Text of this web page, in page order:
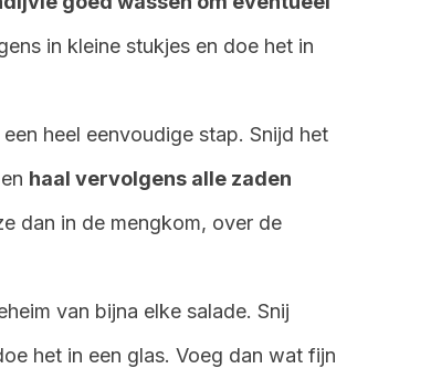
in kleine stukjes en doe het in
heel eenvoudige stap. Snijd het
haal vervolgens alle zaden
dan in de mengkom, over de
van bijna elke salade. Snij
het in een glas. Voeg dan wat fijn